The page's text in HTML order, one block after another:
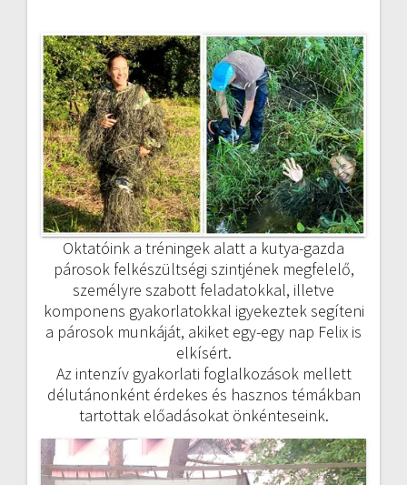
Oktatóink a tréningek alatt a kutya-gazda
párosok felkészültségi szintjének megfelelő,
személyre szabott feladatokkal, illetve
komponens gyakorlatokkal igyekeztek segíteni
a párosok munkáját, akiket egy-egy nap Felix is
elkísért.
Az intenzív gyakorlati foglalkozások mellett
délutánonként érdekes és hasznos témákban
tartottak előadásokat önkénteseink.